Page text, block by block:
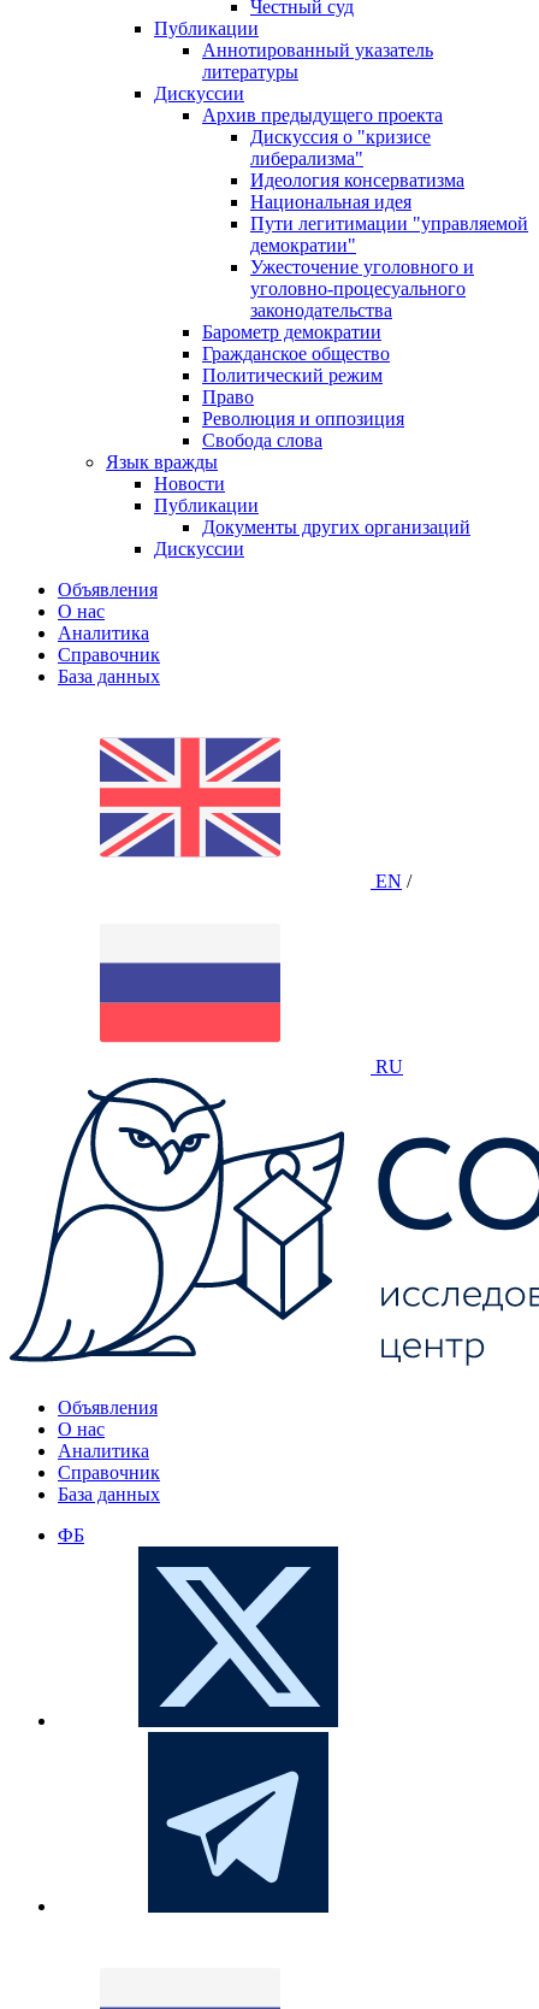
Честный суд
Публикации
Аннотированный указатель
литературы
Дискуссии
Архив предыдущего проекта
Дискуссия о "кризисе
либерализма"
Идеология консерватизма
Национальная идея
Пути легитимации "управляемой
демократии"
Ужесточение уголовного и
уголовно-процесуального
законодательства
Барометр демократии
Гражданское общество
Политический режим
Право
Революция и оппозиция
Свобода слова
Язык вражды
Новости
Публикации
Документы других организаций
Дискуссии
Объявления
О нас
Аналитика
Справочник
База данных
EN /
RU
Объявления
О нас
Аналитика
Справочник
База данных
ФБ